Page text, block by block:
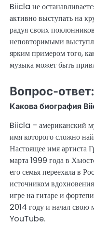
Biicla не
активно выступать на
радуя своих
неповторимыми
ярким примером того,
музыка может быть
Вопрос-ответ:
Какова биография
Biicla – американский
имя которого сложно
Настоящее имя артиста
марта 1999 года в
его семья переехала в
источником
игре на гитаре и
2014 году и начал свою
YouTube.